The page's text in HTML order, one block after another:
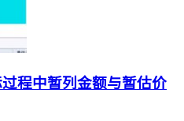
程中暂列金额与暂估价